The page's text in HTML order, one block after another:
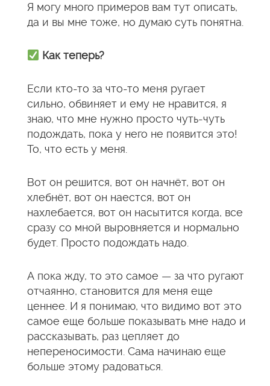
Я могу много примеров вам тут описать,
да и вы мне тоже, но думаю суть понятна.
Как теперь?
Если кто-то за что-то меня ругает
сильно, обвиняет и ему не нравится, я
знаю, что мне нужно просто чуть-чуть
подождать, пока у него не появится это!
То, что есть у меня.
Вот он решится, вот он начнёт, вот он
хлебнёт, вот он наестся, вот он
нахлебается, вот он насытится когда, все
сразу со мной выровняется и нормально
будет. Просто подождать надо.
А пока жду, то это самое — за что ругают
отчаянно, становится для меня еще
ценнее. И я понимаю, что видимо вот это
самое еще больше показывать мне надо и
рассказывать, раз цепляет до
непереносимости. Сама начинаю еще
больше этому радоваться.